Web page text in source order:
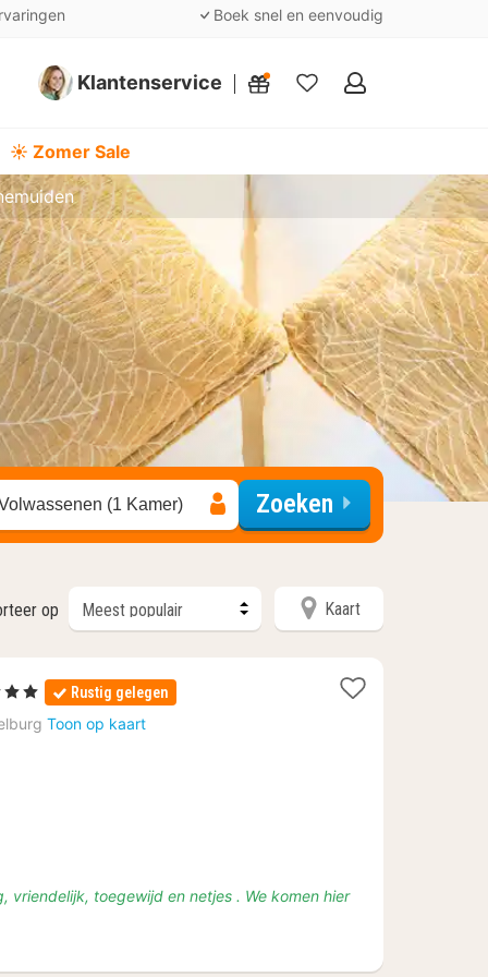
Boek snel en eenvoudig
Klantenservice
Mijn
☀️ Zomer Sale
(1 Kamer) Zoeken
op Kaart
Rustig gelegen
Toon op kaart
vriendelijk, toegewijd en netjes . We komen hier